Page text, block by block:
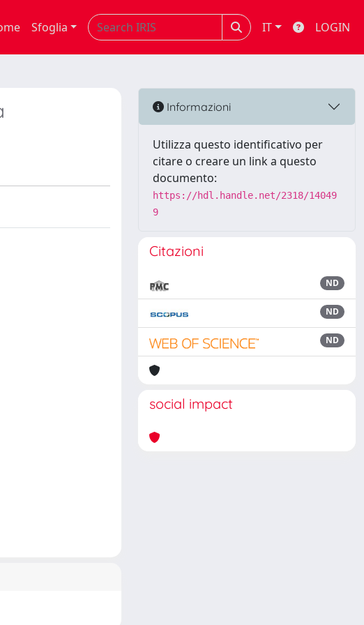
Sfoglia IT LOGIN
Informazioni
Utilizza questo identificativo per
citare o creare un link a questo
documento:
https://hdl.handle.net/2318/14049
9
Citazioni
ND
ND
ND
social impact